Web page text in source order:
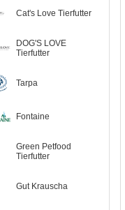
Cat's Love Tierfutter
DOG'S LOVE
Tierfutter
Tarpa
Fontaine
Green Petfood
Tierfutter
Gut Krauscha